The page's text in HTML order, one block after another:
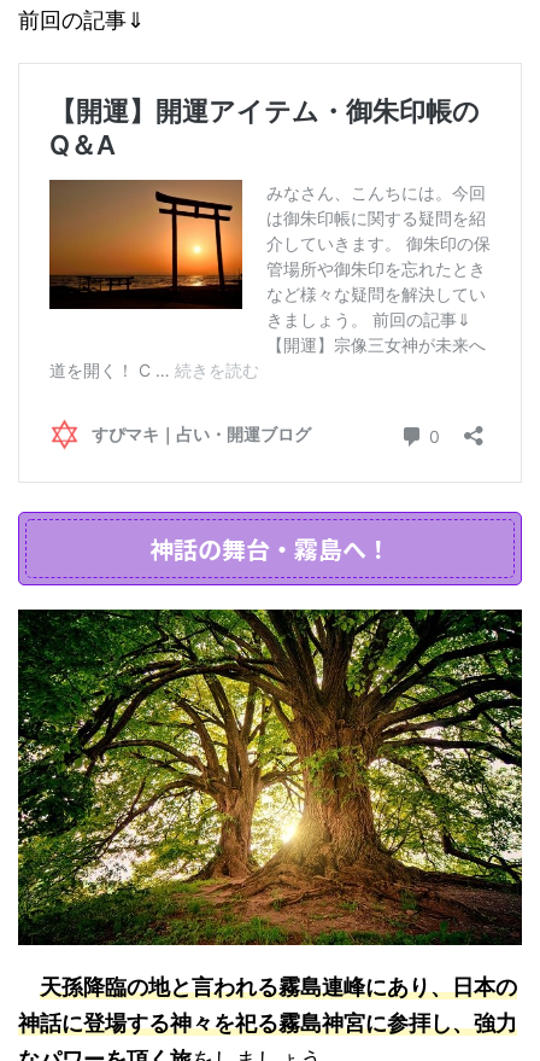
前回の記事⇓
神話の舞台・霧島へ！
天孫降臨の地と言われる霧島連峰にあり、日本の
神話に登場する神々を祀る霧島神宮に参拝し、強力